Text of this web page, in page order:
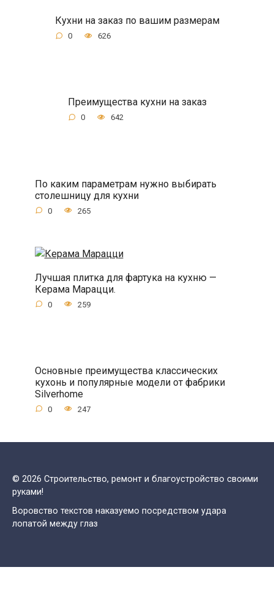
Кухни на заказ по вашим размерам
0 626
Преимущества кухни на заказ
0 642
По каким параметрам нужно выбирать
столешницу для кухни
0 265
Лучшая плитка для фартука на кухню —
Керама Марацци.
0 259
Основные преимущества классических
кухонь и популярные модели от фабрики
Silverhome
0 247
© 2026 Строительство, ремонт и благоустройство своими
руками!
Воровство текстов наказуемо посредством удара
лопатой между глаз